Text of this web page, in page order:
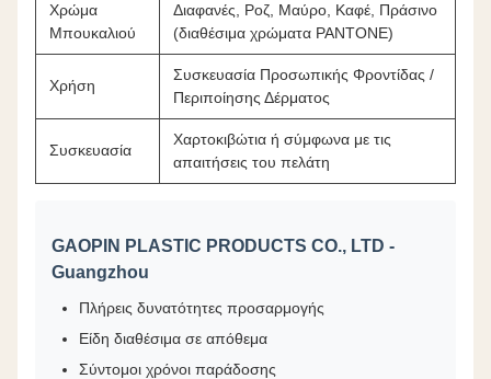
Χρώμα
Μπουκαλιού
Διαφανές, Ροζ, Μαύρο, Καφέ, Πράσινο
(διαθέσιμα χρώματα PANTONE)
Χρήση
Συσκευασία Προσωπικής Φροντίδας /
Περιποίησης Δέρματος
Συσκευασία
Χαρτοκιβώτια ή σύμφωνα με τις
απαιτήσεις του πελάτη
GAOPIN PLASTIC PRODUCTS CO., LTD -
Guangzhou
Πλήρεις δυνατότητες προσαρμογής
Είδη διαθέσιμα σε απόθεμα
Σύντομοι χρόνοι παράδοσης